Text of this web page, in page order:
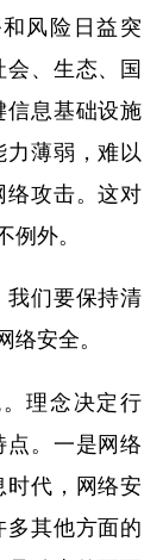
风险日益突
、生态、国
息基础设施
薄弱，难以
攻击。这对
外。
们要保持清
安全。
理念决定行
。一是网络
代，网络安
其他方面的